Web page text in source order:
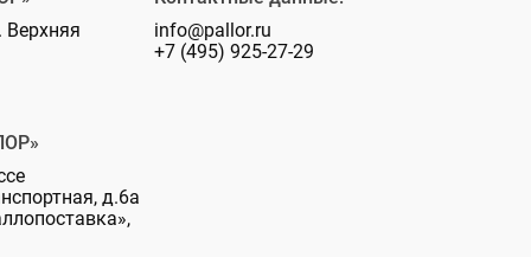
Верхняя
д.6а
info@pallor.ru
+7 (495) 925-27-29